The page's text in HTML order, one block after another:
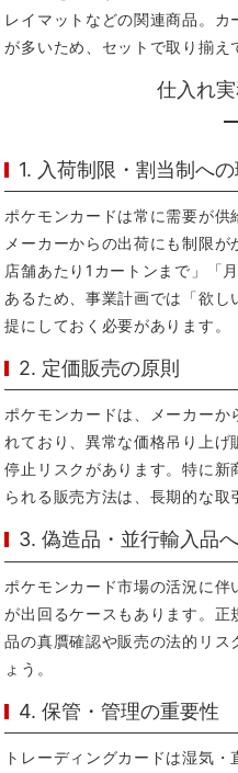
レイマットなどの関連商品。
が多いため、セットで取り揃え
仕入れ
1. 入荷制限・割当制へ
ポケモンカードは常に需要が供
メーカーからの出荷にも制限
店舗あたり1カートンまで」「
あるため、事業計画では「欲
提にしておく必要があります。
2. 定価販売の原則
ポケモンカードは、メーカーか
れており、異常な価格吊り上げ
停止リスクがあります。特に新
られる販売方法は、長期的な取
3. 偽造品・並行輸入品
ポケモンカード市場の活況に
が出回るケースもあります。
品の真贋確認や販売の法的リス
ょう。
4. 保管・管理の重要性
トレーディングカードは湿気